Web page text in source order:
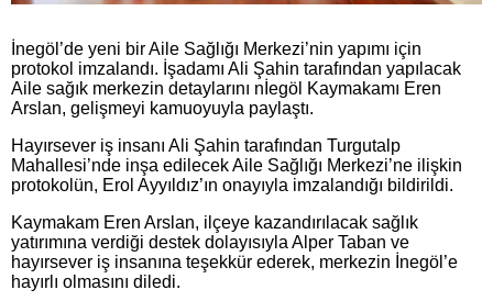
İnegöl’de yeni bir Aile Sağlığı Merkezi’nin yapımı için
protokol imzalandı. İşadamı Ali Şahin tarafından yapılacak
Aile sağık merkezin detaylarını nİegöl Kaymakamı Eren
Arslan, gelişmeyi kamuoyuyla paylaştı.
Hayırsever iş insanı Ali Şahin tarafından Turgutalp
Mahallesi’nde inşa edilecek Aile Sağlığı Merkezi’ne ilişkin
protokolün, Erol Ayyıldız’ın onayıyla imzalandığı bildirildi.
Kaymakam Eren Arslan, ilçeye kazandırılacak sağlık
yatırımına verdiği destek dolayısıyla Alper Taban ve
hayırsever iş insanına teşekkür ederek, merkezin İnegöl’e
hayırlı olmasını diledi.